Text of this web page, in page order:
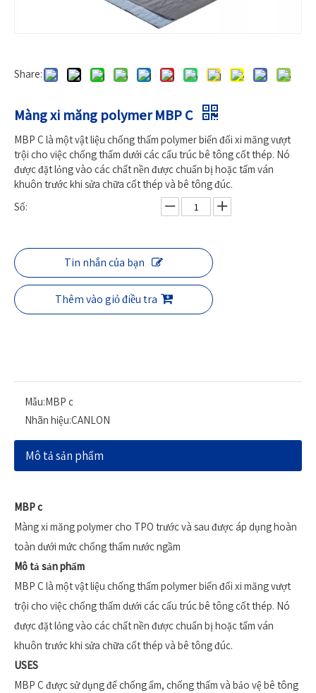
Share:
Màng xi măng polymer MBP C
MBP C là một vật liệu chống thấm polymer biến đổi xi măng vượt
trội cho việc chống thấm dưới các cấu trúc bê tông cốt thép. Nó
được đặt lỏng vào các chất nền được chuẩn bị hoặc tấm ván
khuôn trước khi sửa chữa cốt thép và bê tông đúc.
Số:
Tin nhắn của bạn
Thêm vào giỏ điều tra
Mẫu:MBP c
Nhãn hiệu:CANLON
Mô tả sản phẩm
MBP c
Màng xi măng polymer cho TPO trước và sau được áp dụng hoàn
toàn dưới mức chống thấm nước ngầm
Mô tả sản phẩm
MBP C là một vật liệu chống thấm polymer biến đổi xi măng vượt
trội cho việc chống thấm dưới các cấu trúc bê tông cốt thép. Nó
được đặt lỏng vào các chất nền được chuẩn bị hoặc tấm ván
khuôn trước khi sửa chữa cốt thép và bê tông đúc.
USES
MBP C được sử dụng để chống ẩm, chống thấm và bảo vệ bê tông